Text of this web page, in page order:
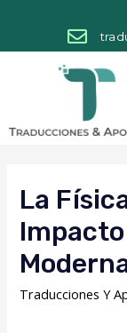
La
Traducciones Y